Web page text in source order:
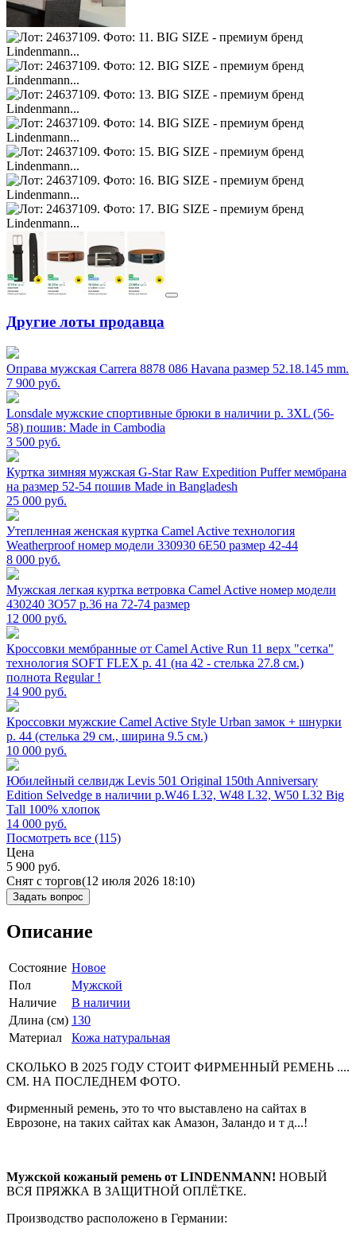
Другие лоты продавца
Оправа мужская Carrera 8878 086 Havana размер 52.18.145 mm.
7 900 руб.
Lonsdale мужские спортивные брюки в наличии р. 3XL (56-
58) пошив: Made in Cambodia
3 500 руб.
Куртка зимняя мужская G-Star Raw Expedition Puffer мембрана
на размер 52-54 пошив Made in Bangladesh
25 000 руб.
Утепленная женская куртка Camel Active технология
Weatherproof номер модели 330930 6E50 размер 42-44
8 000 руб.
Мужская легкая куртка ветровка Camel Active номер модели
430240 3O57 р.36 на 72-74 размер
12 000 руб.
Кроссовки мембранные от Camel Active Run 11 верх "сетка"
технология SOFT FLEX р. 41 (на 42 - стелька 27.8 см.)
полнота Regular !
14 900 руб.
Кроссовки мужские Camel Active Style Urban замок + шнурки
р. 44 (стелька 29 см., ширина 9.5 см.)
10 000 руб.
Юбилейный селвидж Levis 501 Original 150th Anniversary
Edition Selvedge в наличии р.W46 L32, W48 L32, W50 L32 Big
Tall 100% хлопок
14 000 руб.
Посмотреть все (115)
Цена
5 900 руб.
Снят с торгов(12 июля 2026 18:10)
Задать вопрос
Описание
Состояние Новое
Пол
Мужской
Наличие
В наличии
Длина (см) 130
Материал
Кожа натуральная
СКОЛЬКО В 2025 ГОДУ СТОИТ ФИРМЕННЫЙ РЕМЕНЬ ....
СМ. НА ПОСЛЕДНЕМ ФОТО.
Фирменный ремень, это то что выставлено на сайтах в
Еврозоне, на таких сайтах как Амазон, Заландо и т д...!
Мужской кожаный ремень от LINDENMANN! НОВЫЙ
ВСЯ ПРЯЖКА В ЗАЩИТНОЙ ОПЛЁТКЕ.
Производство расположено в Германии: